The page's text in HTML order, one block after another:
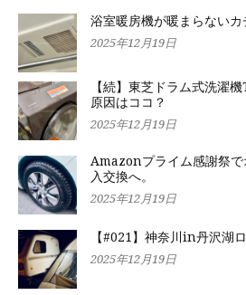
浴室暖房機が暖まらないカ
2025年12月19日
【続】東芝ドラム式洗濯
原因はココ？
2025年12月19日
Amazonプライム感謝祭
入交換へ。
2025年12月19日
【#021】神奈川in丹沢湖
2025年12月19日